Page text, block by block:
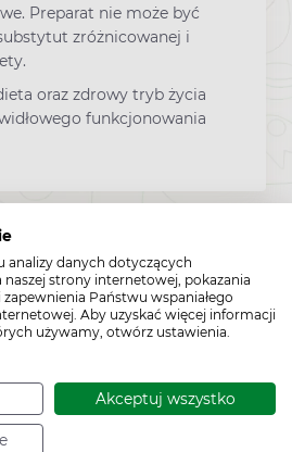
analizy danych dotyczących
strony internetowej, pokazania
Państwu wspaniałego
Aby uzyskać więcej informacji
używamy, otwórz ustawienia.
Akceptuj wszystko
Preparat nie może być
zróżnicowanej i
oraz zdrowy tryb życia
funkcjonowania
60 saszetek żelowych.